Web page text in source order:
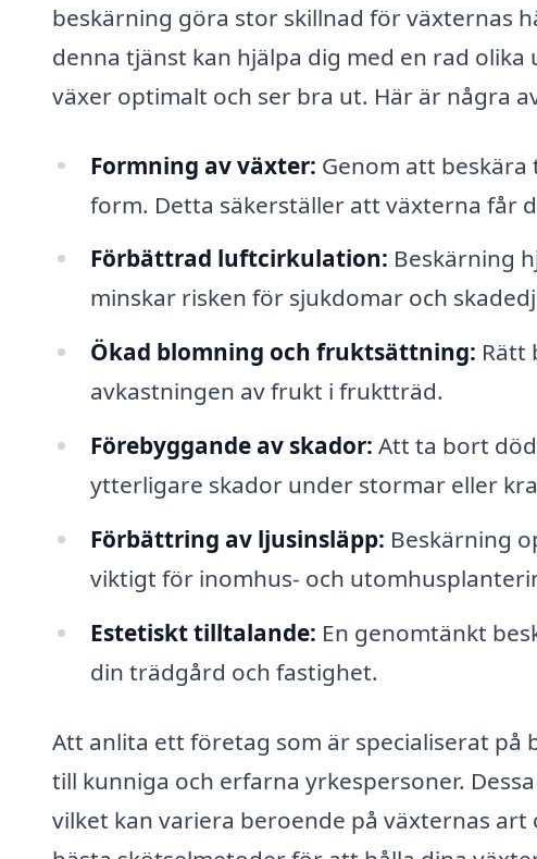
beskärning göra stor skillnad för växternas
denna tjänst kan hjälpa dig med en rad
växer optimalt och ser bra ut. Här är några
Formning av växter: Genom att
form. Detta säkerställer att växterna får
Förbättrad luftcirkulation: Beskärning
minskar risken för sjukdomar och
Ökad blomning och fruktsättning: Rätt
avkastningen av frukt i fruktträd.
Förebyggande av skador: Att ta bort
ytterligare skador under stormar eller
Förbättring av ljusinsläpp: Beskärning
viktigt för inomhus- och
Estetiskt tilltalande: En genomtänkt
din trädgård och fastighet.
Att anlita ett företag som är specialiserat
till kunniga och erfarna yrkespersoner.
vilket kan variera beroende på växternas